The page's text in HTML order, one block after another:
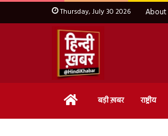
Thursday, July 30 2026 About
Home बड़ी ख़बर राष्ट्रीय